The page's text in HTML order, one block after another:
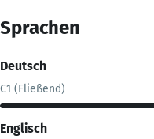
Sprachen
Deutsch
C1 (Fließend)
Englisch